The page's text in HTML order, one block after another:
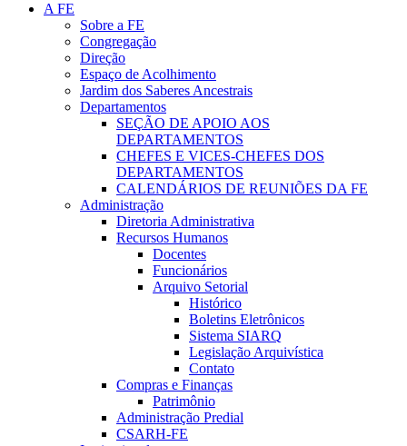
A FE
Sobre a FE
Congregação
Direção
Espaço de Acolhimento
Jardim dos Saberes Ancestrais
Departamentos
SEÇÃO DE APOIO AOS
DEPARTAMENTOS
CHEFES E VICES-CHEFES DOS
DEPARTAMENTOS
CALENDÁRIOS DE REUNIÕES DA FE
Administração
Diretoria Administrativa
Recursos Humanos
Docentes
Funcionários
Arquivo Setorial
Histórico
Boletins Eletrônicos
Sistema SIARQ
Legislação Arquivística
Contato
Compras e Finanças
Patrimônio
Administração Predial
CSARH-FE